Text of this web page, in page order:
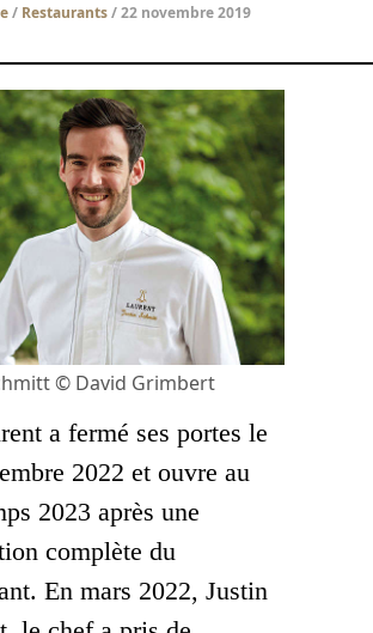
/ Restaurants/ 22 novembre 2019
© David Grimbert
a fermé ses portes le
2022 et ouvre au
2023 après une
complète du
En mars 2022, Justin